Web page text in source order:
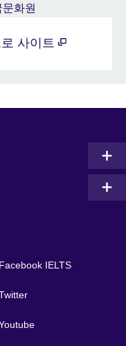
사이트
Facebook IELTS